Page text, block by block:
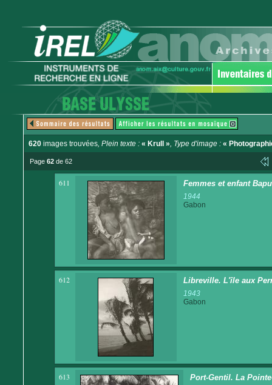
620 images trouvées, Plein texte : « Krull », Type d'image : «
Page 62 de 62
611 Femmes et enfant
1944
Gabon
612 Libreville. L'île aux
1943
Gabon
613 Port-Gentil. La